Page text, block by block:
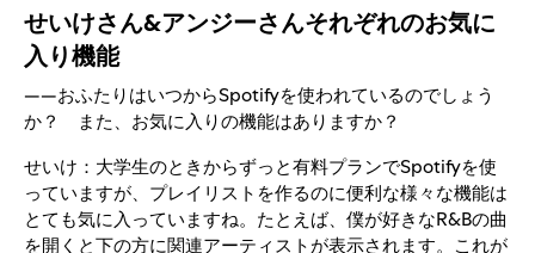
せいけさん&アンジーさんそれぞれのお気に
入り機能
――おふたりはいつからSpotifyを使われているのでしょう
か？ また、お気に入りの機能はありますか？
せいけ：大学生のときからずっと有料プランでSpotifyを使
っていますが、プレイリストを作るのに便利な様々な機能は
とても気に入っていますね。たとえば、僕が好きなR&Bの曲
を開くと下の方に関連アーティストが表示されます。これが